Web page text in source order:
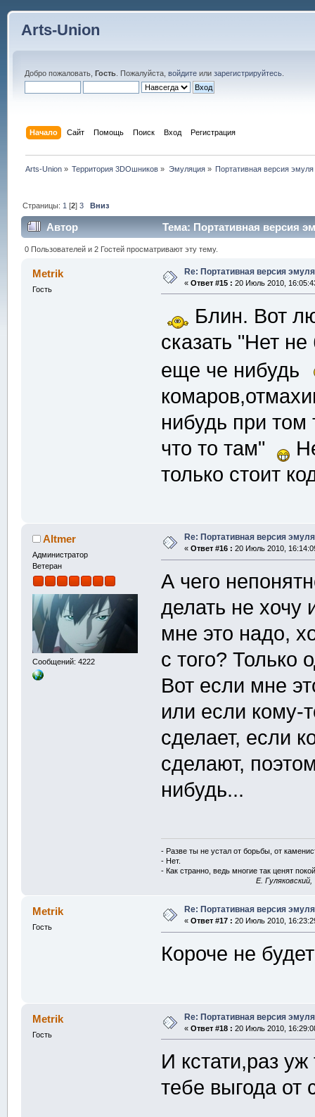
Arts-Union
Добро пожаловать, Гость. Пожалуйста, войдитеили зарегистрируйтесь.
Начало Сайт Помощь Поиск Вход Регистрация
Arts-Union » Территория 3DOшников » Эмуляция» Портативная версия эмуля
Страницы: 1 [2]3 Вниз
Автор Тема: Портативная версия
0 Пользователей и 2 Гостей просматривают эту тему.
Metrik
Гость
Re: Портативная версия
« Ответ #15 : 20 Июль 2010,
Блин. Вот
сказать "Нет
еще че нибудь
нибудь при том
что то там"
только стоит
Altmer
Администратор
Ветеран
Сообщений: 4222
Re: Портативная версия
« Ответ #16 : 20 Июль 2010,
А чего
делать не хочу
мне это надо,
с того?
Вот если мне
или если кому-
сделает, если
сделают,
нибудь...
- Разве ты не устал от борьбы, от
- Нет.
- Как странно, ведь многие так ценят
E.
Metrik
Гость
Re: Портативная версия
« Ответ #17 : 20 Июль 2010,
Короче не
Metrik
Гость
Re: Портативная версия
« Ответ #18 : 20 Июль 2010,
И кстати,раз
тебе выгода от